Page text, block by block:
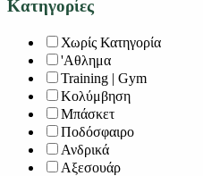
Κατηγορίες
Χωρίς Κατηγορία
'Αθλημα
Training | Gym
Κολύμβηση
Μπάσκετ
Ποδόσφαιρο
Ανδρικά
Αξεσουάρ